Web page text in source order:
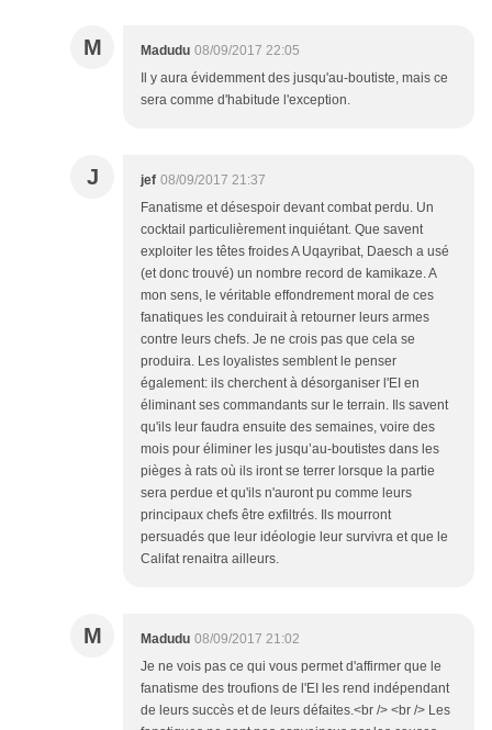
M Madudu 08/09/2017 22:05
Il y aura évidemment des jusqu'au-boutiste, mais ce
sera comme d'habitude l'exception.
J jef 08/09/2017 21:37
Fanatisme et désespoir devant combat perdu. Un
cocktail particulièrement inquiétant. Que savent
exploiter les têtes froides A Uqayribat, Daesch a usé
(et donc trouvé) un nombre record de kamikaze. A
mon sens, le véritable effondrement moral de ces
fanatiques les conduirait à retourner leurs armes
contre leurs chefs. Je ne crois pas que cela se
produira. Les loyalistes semblent le penser
également: ils cherchent à désorganiser l'EI en
éliminant ses commandants sur le terrain. Ils savent
qu'ils leur faudra ensuite des semaines, voire des
mois pour éliminer les jusqu’au-boutistes dans les
pièges à rats où ils iront se terrer lorsque la partie
sera perdue et qu'ils n'auront pu comme leurs
principaux chefs être exfiltrés. Ils mourront
persuadés que leur idéologie leur survivra et que le
Califat renaitra ailleurs.
M Madudu 08/09/2017 21:02
Je ne vois pas ce qui vous permet d'affirmer que le
fanatisme des troufions de l'EI les rend indépendant
de leurs succès et de leurs défaites.<br /> <br /> Les